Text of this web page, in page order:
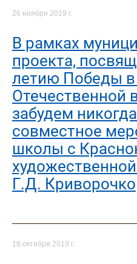
26 ноября 2019 г.
В рамках
проекта,
летию Победы в
Отечественной
забудем
совместное
школы с
Г.Д. Криворочко
18 октября 2019 г.